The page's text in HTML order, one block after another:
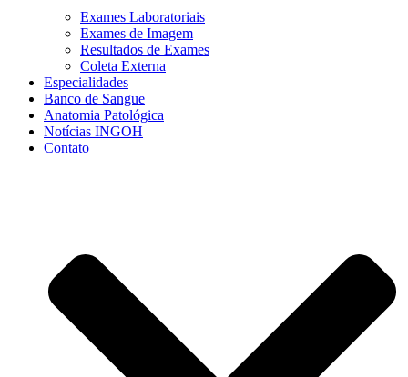
Exames Laboratoriais
Exames de Imagem
Resultados de Exames
Coleta Externa
Especialidades
Banco de Sangue
Anatomia Patológica
Notícias INGOH
Contato